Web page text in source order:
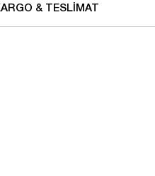
& TESLIMAT